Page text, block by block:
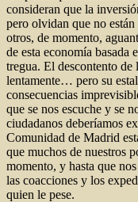
consideran que la
pero olvidan que no
otros, de momento,
de esta economía basada
tregua. El descontento de
lentamente… pero su
consecuencias
que se nos escuche y se
ciudadanos deberíamos
Comunidad de Madrid
que muchos de nuestros
momento, y hasta que
las coacciones y los
quien le pese.